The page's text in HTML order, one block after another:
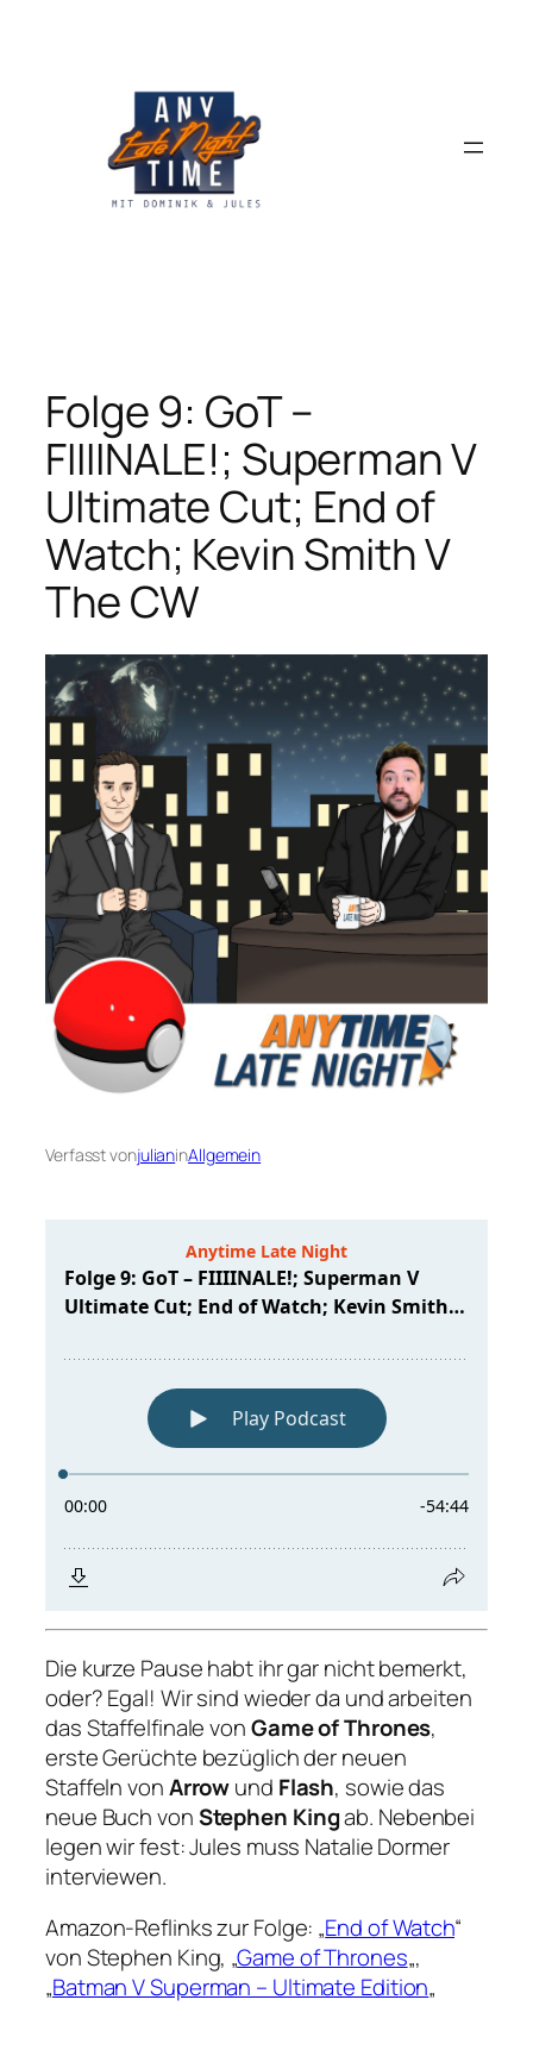
Folge 9: GoT –
FIIIINALE!; Superman V
Ultimate Cut; End of
Watch; Kevin Smith V
The CW
Verfasst vonjulianinAllgemein
Die kurze Pause habt ihr gar nicht bemerkt,
oder? Egal! Wir sind wieder da und arbeiten
das Staffelfinale vonGame of Thrones,
erste Gerüchte bezüglich der neuen
Staffeln vonArrowund Flash, sowie das
neue Buch vonStephen Kingab. Nebenbei
legen wir fest: Jules muss Natalie Dormer
interviewen.
Amazon-Reflinks zur Folge: „End of Watch“
von Stephen King, „Game of Thrones„,
„Batman V Superman – Ultimate Edition„